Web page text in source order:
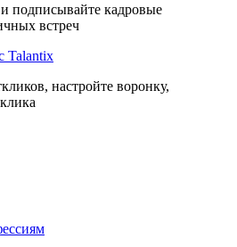
подписывайте кадровые
встреч
Talantix
настройте воронку,